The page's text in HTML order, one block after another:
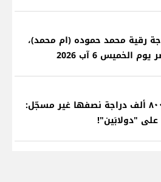
رقية محمد حموده (ام محمد)،
الخميس 6 آب 2026
أكثر من ٨٠٠ ألف دراجة نصفها غير مسجّل:
"دولابَين"!